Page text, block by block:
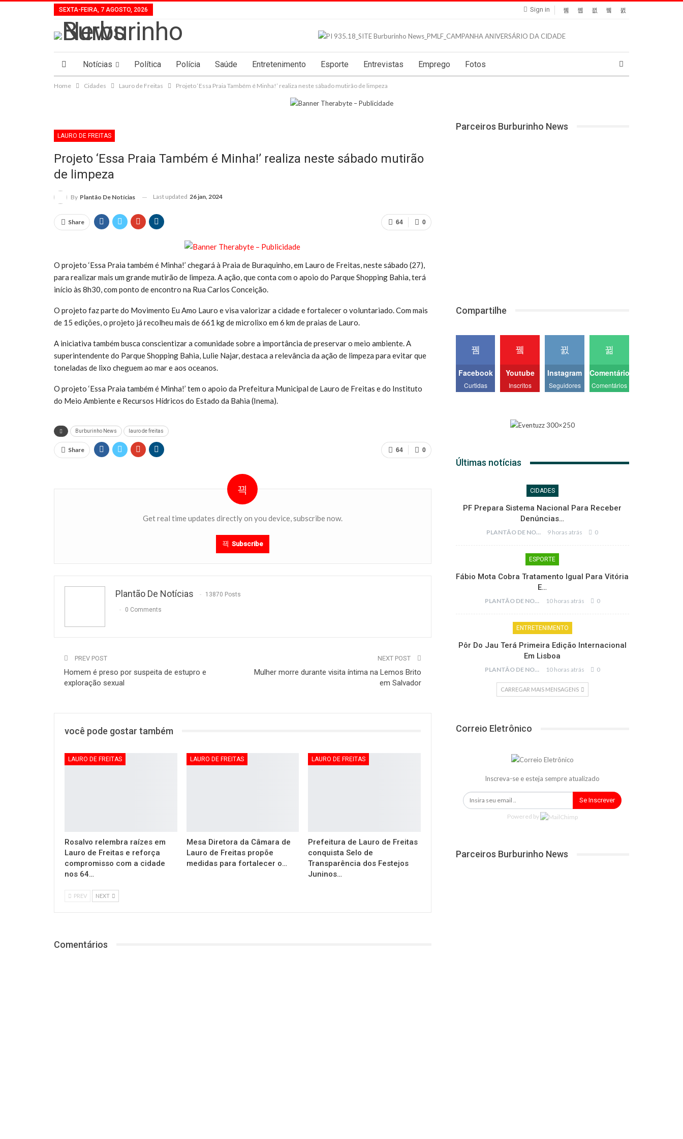
Sign in
SEXTA-FEIRA, 7 AGOSTO, 2026
Notícias Política Polícia Saúde Entretenimento Esporte Entrevistas Emprego Fotos
Home Cidades Lauro de Freitas Projeto ‘Essa Praia Também é Minha!’ realiza neste sábado mutirão de limpeza
LAURO DE FREITAS
Projeto ‘Essa Praia Também é Minha!’ realiza neste sábado mutirão
de limpeza
By Plantão De Notícias Last updated 26 jan, 2024
0
64
Share
O projeto ‘Essa Praia também é Minha!’ chegará à Praia de Buraquinho, em Lauro de Freitas, neste sábado (27),
para realizar mais um grande mutirão de limpeza. A ação, que conta com o apoio do Parque Shopping Bahia, terá
início às 8h30, com ponto de encontro na Rua Carlos Conceição.
O projeto faz parte do Movimento Eu Amo Lauro e visa valorizar a cidade e fortalecer o voluntariado. Com mais
de 15 edições, o projeto já recolheu mais de 661 kg de microlixo em 6 km de praias de Lauro.
A iniciativa também busca conscientizar a comunidade sobre a importância de preservar o meio ambiente. A
superintendente do Parque Shopping Bahia, Lulie Najar, destaca a relevância da ação de limpeza para evitar que
toneladas de lixo cheguem ao mar e aos oceanos.
O projeto ‘Essa Praia também é Minha!’ tem o apoio da Prefeitura Municipal de Lauro de Freitas e do Instituto
do Meio Ambiente e Recursos Hídricos do Estado da Bahia (Inema).
Burburinho News lauro de freitas
0
64
Share
Get real time updates directly on you device, subscribe now.
Subscribe
Plantão De Notícias 13870 Posts
0 Comments
PREV POST
Homem é preso por suspeita de estupro e
exploração sexual
NEXT POST
Mulher morre durante visita íntima na Lemos Brito
em Salvador
você pode gostar também
LAURO DE FREITAS
Rosalvo relembra raízes em
Lauro de Freitas e reforça
compromisso com a cidade
nos 64…
LAURO DE FREITAS
Mesa Diretora da Câmara de
Lauro de Freitas propõe
medidas para fortalecer o…
LAURO DE FREITAS
Prefeitura de Lauro de Freitas
conquista Selo de
Transparência dos Festejos
Juninos…
PREV NEXT
Comentários
Parceiros Burburinho News
Compartilhe
Facebook
Curtidas
Youtube
Inscritos
Instagram
Seguidores
Comentários
Comentários
Últimas notícias
CIDADES
PF Prepara Sistema Nacional Para Receber
Denúncias…
PLANTÃO DE NOTÍCIAS 9 horas atrás 0
ESPORTE
Fábio Mota Cobra Tratamento Igual Para Vitória
E…
PLANTÃO DE NOTÍCIAS 10 horas atrás 0
ENTRETENIMENTO
Pôr Do Jau Terá Primeira Edição Internacional
Em Lisboa
PLANTÃO DE NOTÍCIAS 10 horas atrás 0
CARREGAR MAIS MENSAGENS
Correio Eletrônico
Inscreva-se e esteja sempre atualizado
Se Inscrever
Powered by
Parceiros Burburinho News